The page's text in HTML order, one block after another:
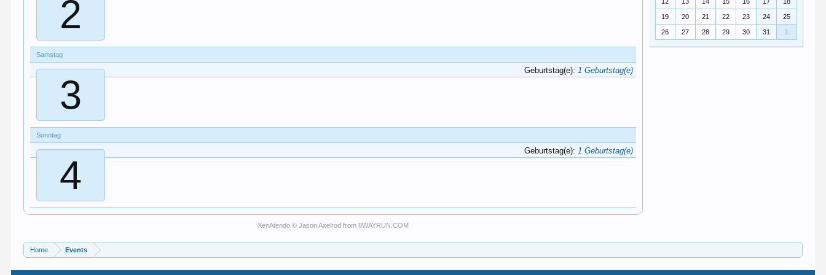
2
Samstag
3
Geburtstag(e): 1 Geburtstag(e)
Sonntag
4
Geburtstag(e): 1 Geburtstag(e)
XenAtendo © Jason Axelrod from 8WAYRUN.COM
19 20 21 22 23 24 25
26 27 28 29 30 31 1
Home Events